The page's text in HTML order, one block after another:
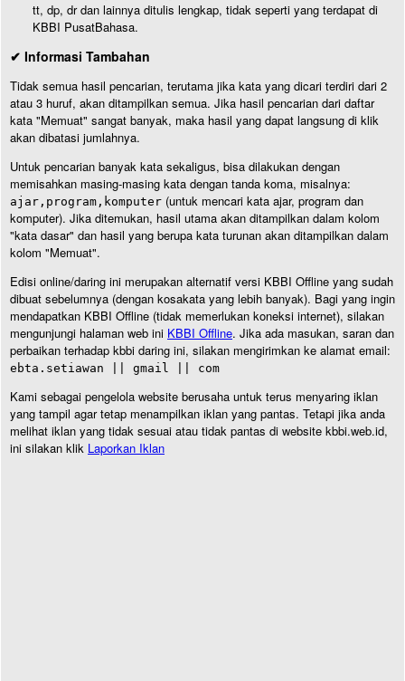
tt, dp, dr dan lainnya ditulis lengkap, tidak seperti yang terdapat di
KBBI PusatBahasa.
✔ Informasi Tambahan
Tidak semua hasil pencarian, terutama jika kata yang dicari terdiri dari 2
atau 3 huruf, akan ditampilkan semua. Jika hasil pencarian dari daftar
kata "Memuat" sangat banyak, maka hasil yang dapat langsung di klik
akan dibatasi jumlahnya.
Untuk pencarian banyak kata sekaligus, bisa dilakukan dengan
memisahkan masing-masing kata dengan tanda koma, misalnya:
ajar,program,komputer (untuk mencari kata ajar, program dan
komputer). Jika ditemukan, hasil utama akan ditampilkan dalam kolom
"kata dasar" dan hasil yang berupa kata turunan akan ditampilkan dalam
kolom "Memuat".
Edisi online/daring ini merupakan alternatif versi KBBI Offline yang sudah
dibuat sebelumnya (dengan kosakata yang lebih banyak). Bagi yang ingin
mendapatkan KBBI Offline (tidak memerlukan koneksi internet), silakan
mengunjungi halaman web ini KBBI Offline. Jika ada masukan, saran dan
perbaikan terhadap kbbi daring ini, silakan mengirimkan ke alamat email:
ebta.setiawan || gmail || com
Kami sebagai pengelola website berusaha untuk terus menyaring iklan
yang tampil agar tetap menampilkan iklan yang pantas. Tetapi jika anda
melihat iklan yang tidak sesuai atau tidak pantas di website kbbi.web.id,
ini silakan klik Laporkan Iklan